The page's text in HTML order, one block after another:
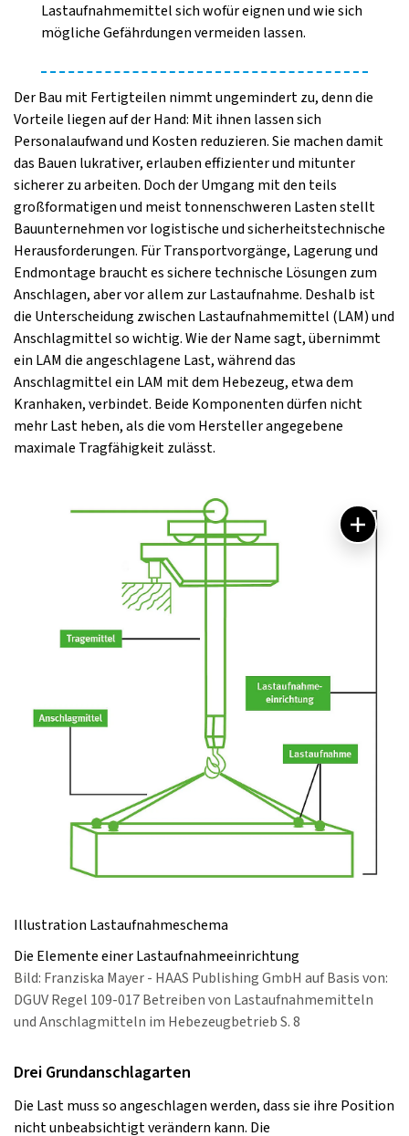
Lastaufnahmemittel sich wofür eignen und wie sich
mögliche Gefährdungen vermeiden lassen.
Der Bau mit Fertigteilen nimmt ungemindert zu, denn die
Vorteile liegen auf der Hand: Mit ihnen lassen sich
Personalaufwand und Kosten reduzieren. Sie machen damit
das Bauen lukrativer, erlauben effizienter und mitunter
sicherer zu arbeiten. Doch der Umgang mit den teils
großformatigen und meist tonnenschweren Lasten stellt
Bauunternehmen vor logistische und sicherheitstechnische
Herausforderungen. Für Transportvorgänge, Lagerung und
Endmontage braucht es sichere technische Lösungen zum
Anschlagen, aber vor allem zur Lastaufnahme. Deshalb ist
die Unterscheidung zwischen Lastaufnahmemittel (LAM) und
Anschlagmittel so wichtig. Wie der Name sagt, übernimmt
ein LAM die angeschlagene Last, während das
Anschlagmittel ein LAM mit dem Hebezeug, etwa dem
Kranhaken, verbindet. Beide Komponenten dürfen nicht
mehr Last heben, als die vom Hersteller angegebene
maximale Tragfähigkeit zulässt.
Illustration Lastaufnahmeschema
Die Elemente einer Lastaufnahmeeinrichtung
Bild: Franziska Mayer - HAAS Publishing GmbH auf Basis von:
DGUV Regel 109-017 Betreiben von Lastaufnahmemitteln
und Anschlagmitteln im Hebezeugbetrieb S. 8
Drei Grundanschlagarten
Die Last muss so angeschlagen werden, dass sie ihre Position
nicht unbeabsichtigt verändern kann. Die